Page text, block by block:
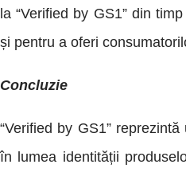
la “Verified by GS1” din
și pentru a oferi
Concluzie
“Verified by GS1”
în lumea identității